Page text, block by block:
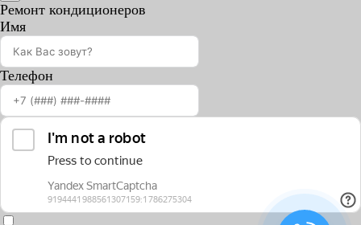
Ремонт кондиционеров
Имя
Телефон